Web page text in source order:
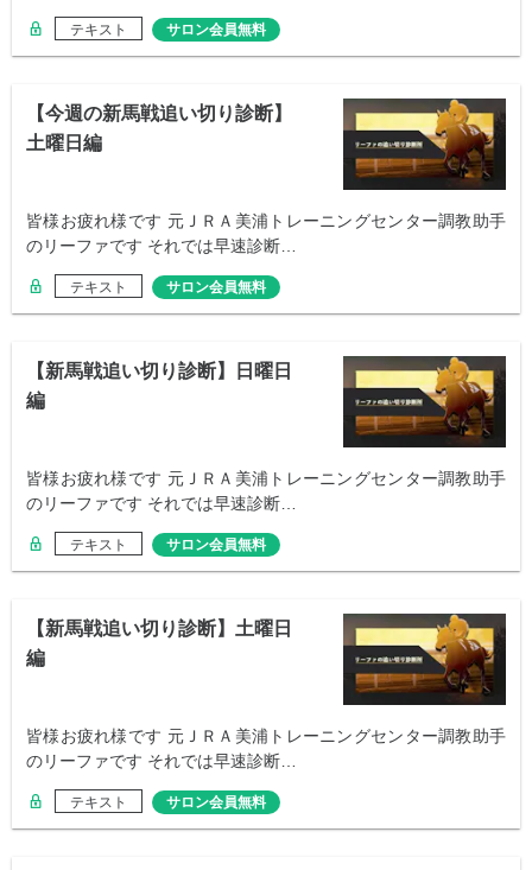
テキスト サロン会員無料
【今週の新馬戦追い切り診断】
土曜日編
皆様お疲れ様です 元ＪＲＡ美浦トレーニングセンター調教助手
のリーファです それでは早速診断…
テキスト サロン会員無料
【新馬戦追い切り診断】日曜日
編
皆様お疲れ様です 元ＪＲＡ美浦トレーニングセンター調教助手
のリーファです それでは早速診断…
テキスト サロン会員無料
【新馬戦追い切り診断】土曜日
編
皆様お疲れ様です 元ＪＲＡ美浦トレーニングセンター調教助手
のリーファです それでは早速診断…
テキスト サロン会員無料